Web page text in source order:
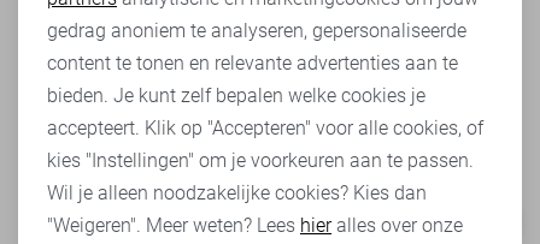
-50%
Marketing cookies
gedrag anoniem te analyseren, gepersonaliseerde
content te tonen en relevante advertenties aan te
bieden. Je kunt zelf bepalen welke cookies je
accepteert. Klik op "Accepteren" voor alle cookies, of
kies "Instellingen" om je voorkeuren aan te passen.
Wil je alleen noodzakelijke cookies? Kies dan
"Weigeren". Meer weten? Lees hieralles over onze